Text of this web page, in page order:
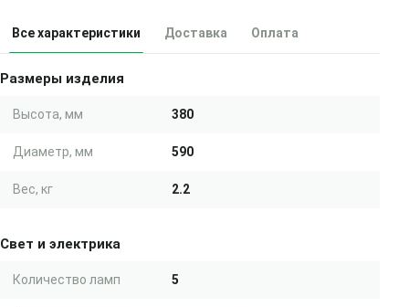
Все характеристики Доставка Оплата
Размеры изделия
Высота, мм 380
Диаметр, мм 590
Вес, кг 2.2
Свет и электрика
Количество ламп 5